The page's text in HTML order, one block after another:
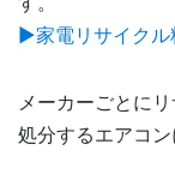
▶家電リサイクル
メーカーごとに
処分するエアコン